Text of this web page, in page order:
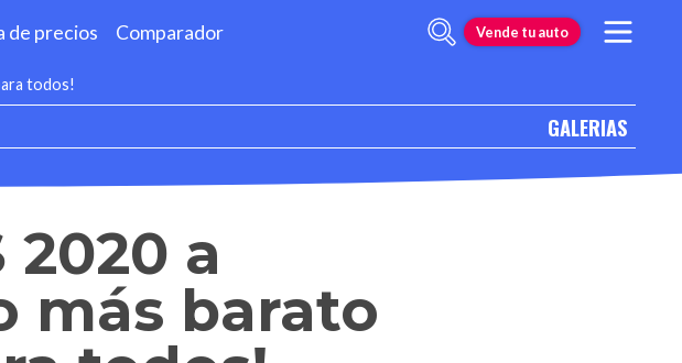
de precios Comparador Vende tu auto
todos!
GALERIAS
2020 a
más barato